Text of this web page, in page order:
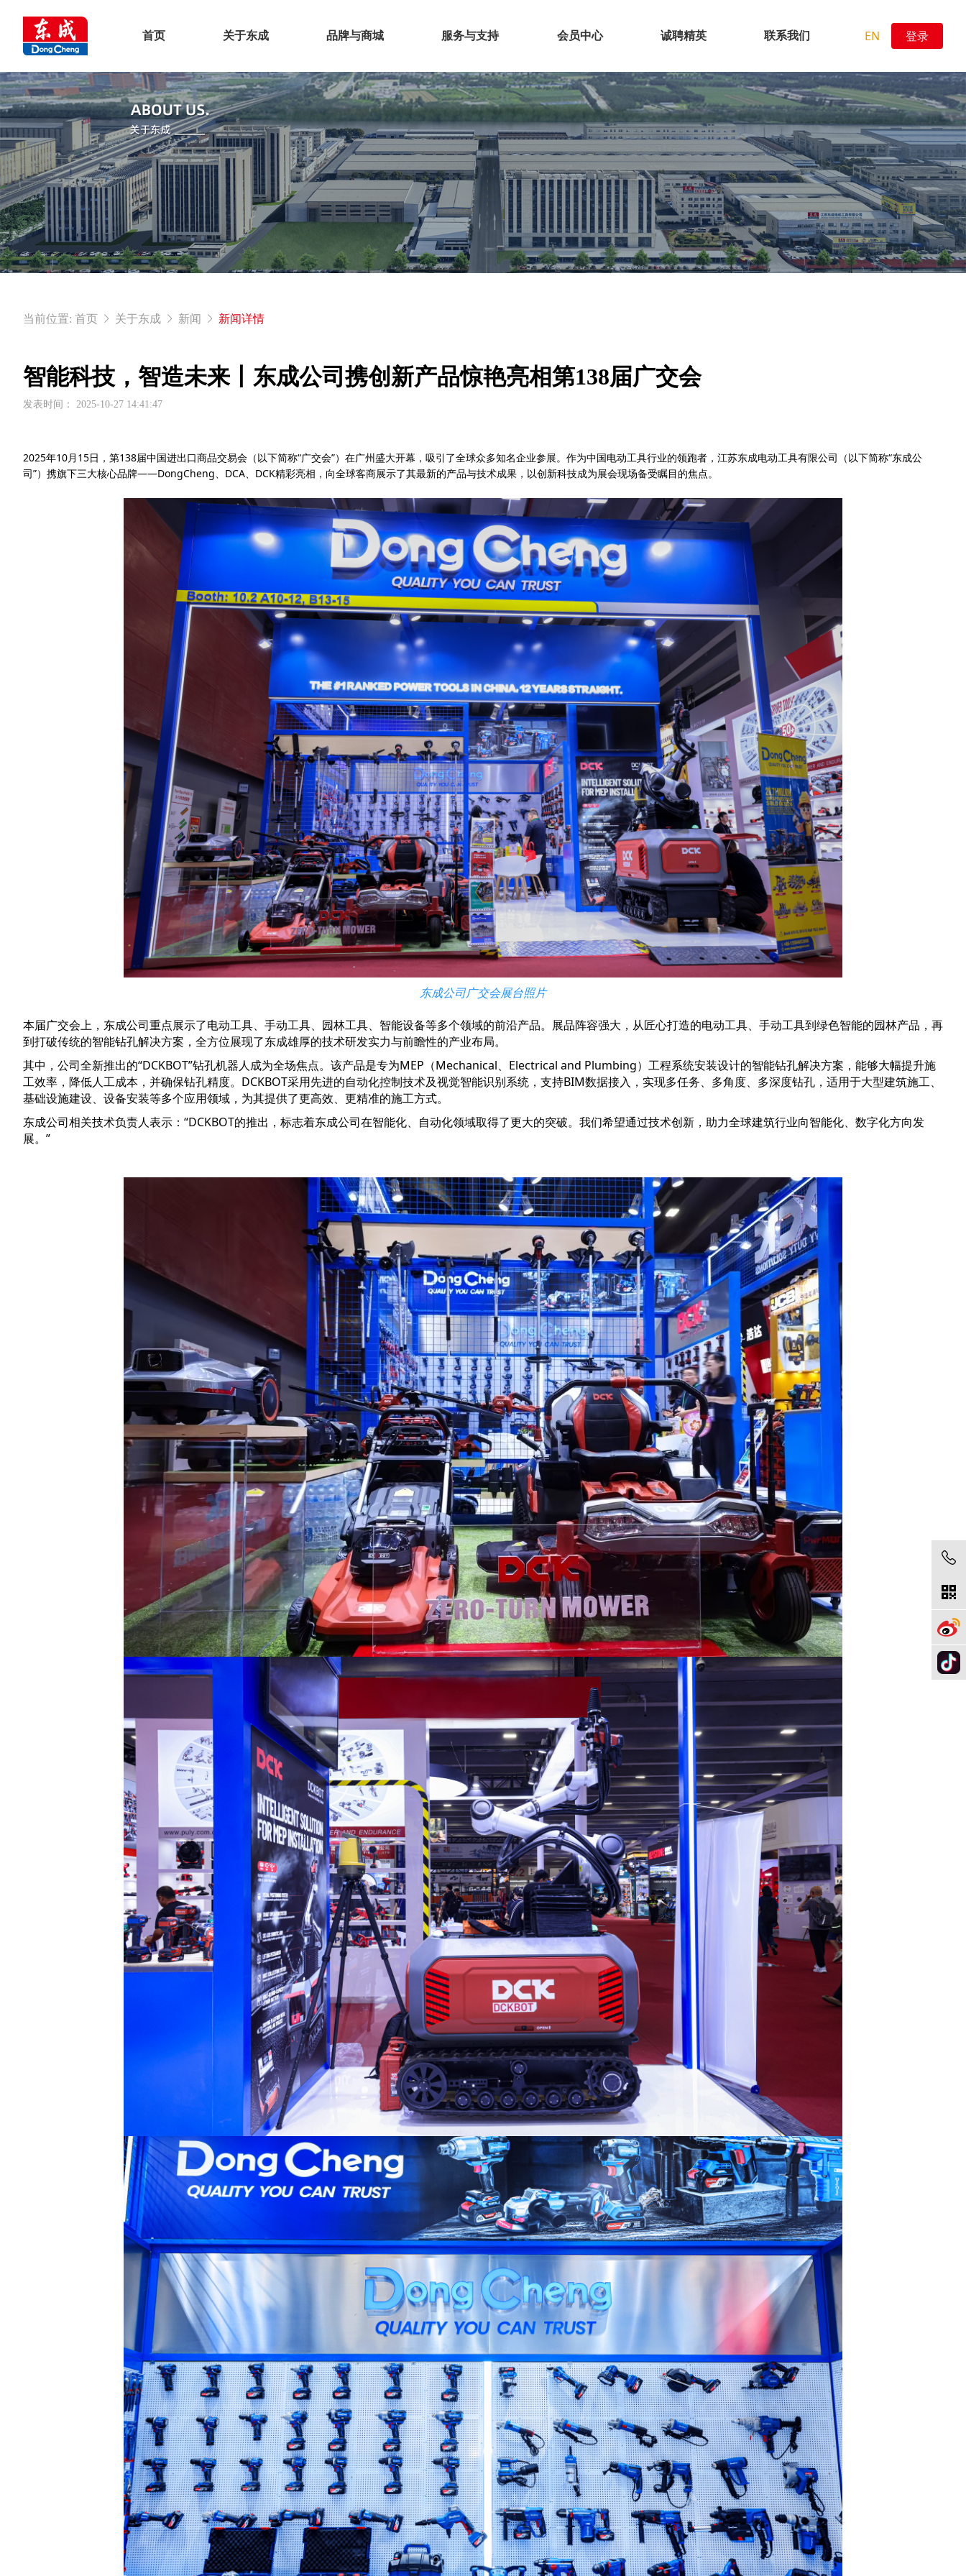
EN 登录
首页 关于东成 品牌与商城 服务与支持 会员中心 诚聘精英 联系我们
当前位置: 首页 关于东成 新闻 新闻详情
智能科技，智造未来丨东成公司携创新产品惊艳亮相第138届广交会
发表时间： 2025-10-27 14:41:47
2025年10月15日，第138届中国进出口商品交易会（以下简称“广交会”）在广州盛大开幕，吸引了全球众多知名企业参展。作为中国电动工具行业的领跑者，江苏东成电动工具有限公司（以下简称“东成公
司”）携旗下三大核心品牌——DongCheng、DCA、DCK精彩亮相，向全球客商展示了其最新的产品与技术成果，以创新科技成为展会现场备受瞩目的焦点。
东成公司广交会展台照片
本届广交会上，东成公司重点展示了电动工具、手动工具、园林工具、智能设备等多个领域的前沿产品。展品阵容强大，从匠心打造的电动工具、手动工具到绿色智能的园林产品，再
到打破传统的智能钻孔解决方案，全方位展现了东成雄厚的技术研发实力与前瞻性的产业布局。
其中，公司全新推出的“DCKBOT”钻孔机器人成为全场焦点。该产品是专为MEP（Mechanical、Electrical and Plumbing）工程系统安装设计的智能钻孔解决方案，能够大幅提升施
工效率，降低人工成本，并确保钻孔精度。DCKBOT采用先进的自动化控制技术及视觉智能识别系统，支持BIM数据接入，实现多任务、多角度、多深度钻孔，适用于大型建筑施工、
基础设施建设、设备安装等多个应用领域，为其提供了更高效、更精准的施工方式。
东成公司相关技术负责人表示：“DCKBOT的推出，标志着东成公司在智能化、自动化领域取得了更大的突破。我们希望通过技术创新，助力全球建筑行业向智能化、数字化方向发
展。”